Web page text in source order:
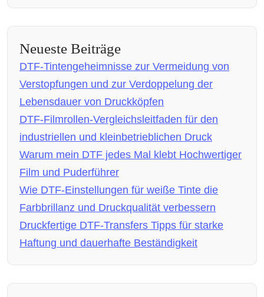
Neueste Beiträge
DTF-Tintengeheimnisse zur Vermeidung von
Verstopfungen und zur Verdoppelung der
Lebensdauer von Druckköpfen
DTF-Filmrollen-Vergleichsleitfaden für den
industriellen und kleinbetrieblichen Druck
Warum mein DTF jedes Mal klebt Hochwertiger
Film und Puderführer
Wie DTF-Einstellungen für weiße Tinte die
Farbbrillanz und Druckqualität verbessern
Druckfertige DTF-Transfers Tipps für starke
Haftung und dauerhafte Beständigkeit